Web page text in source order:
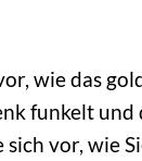
wie das
funkelt und
sich vor, wie